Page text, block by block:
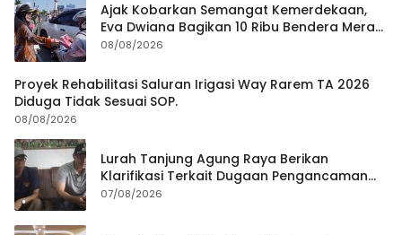
Ajak Kobarkan Semangat Kemerdekaan,
Eva Dwiana Bagikan 10 Ribu Bendera Merah
Putih ke Warga
08/08/2026
Proyek Rehabilitasi Saluran Irigasi Way Rarem TA 2026
Diduga Tidak Sesuai SOP.
08/08/2026
Lurah Tanjung Agung Raya Berikan
Klarifikasi Terkait Dugaan Pengancaman
Antar Warga Yang Berujung Laporan ke
07/08/2026